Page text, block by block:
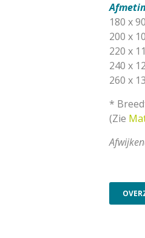
180 x
200 x
220 x
240 x
260 x
*
(Zie